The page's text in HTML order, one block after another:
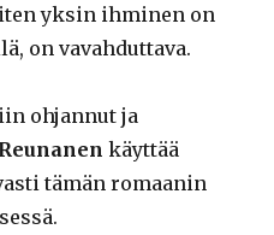
yksin ihminen on
on vavahduttava.
ohjannut ja
käyttää
tämän romaanin